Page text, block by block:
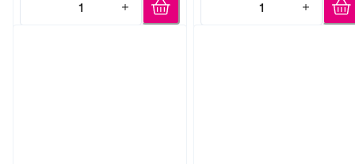
1
Quantity: 1
1
Quantity: 1